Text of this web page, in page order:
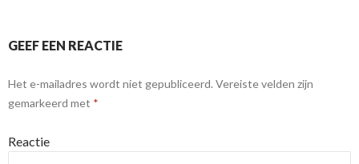
GEEF EEN REACTIE
Het e-mailadres wordt niet gepubliceerd. Vereiste velden zijn
gemarkeerd met *
Reactie